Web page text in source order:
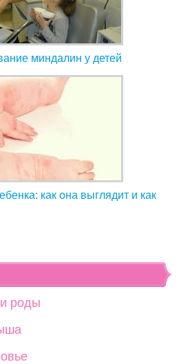
миндалин у детей
как она выглядит и как
роды